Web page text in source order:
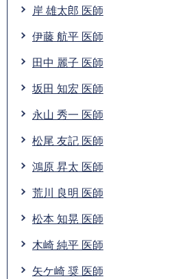
岸 雄太郎 医師
伊藤 航平 医師
田中 麗子 医師
坂田 知宏 医師
永山 秀一 医師
松尾 友記 医師
鴻原 昇太 医師
荒川 良明 医師
松本 知晃 医師
木崎 純平 医師
矢ケ崎 奨 医師